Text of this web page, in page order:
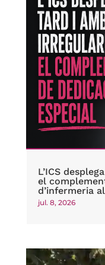
L’ICS
el
d’infermeria
jul. 8, 2026